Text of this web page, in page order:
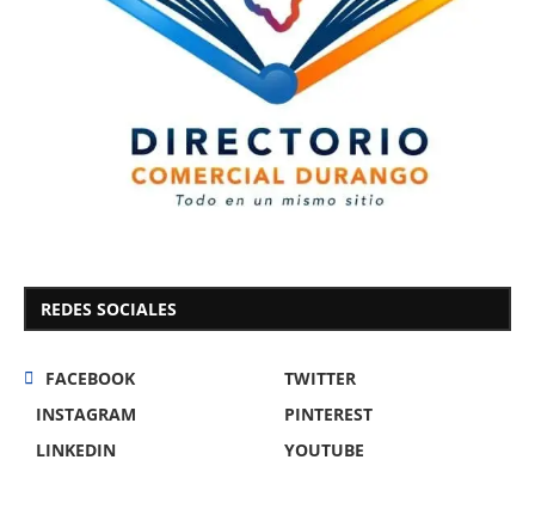
REDES SOCIALES
FACEBOOK
TWITTER
INSTAGRAM
PINTEREST
LINKEDIN
YOUTUBE